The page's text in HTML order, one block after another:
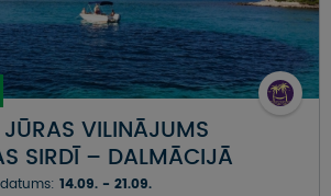
VILINĀJUMS
SIRDĪ – DALMĀCIJĀ
datums: 14.09. - 21.09.